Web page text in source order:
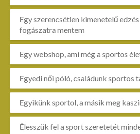
Egy szerencsétlen kimenetelű edzés
fogászatra mentem
Egy webshop, ami még a sportos
Egyedi női póló, családunk sportos
Egyikünk sportol, a másik meg
Élesszük fel a sport szeretetét